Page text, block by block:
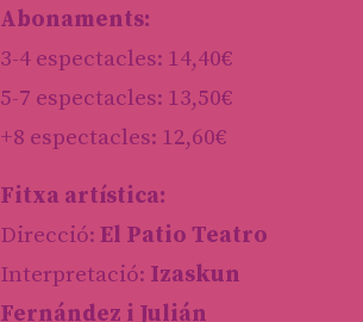
Abonaments:
3-4 espectacles: 14,40€
5-7 espectacles: 13,50€
+8 espectacles: 12,60€
Fitxa artística:
Direcció: El Patio Teatro
Interpretació: Izaskun
Fernández i Julián